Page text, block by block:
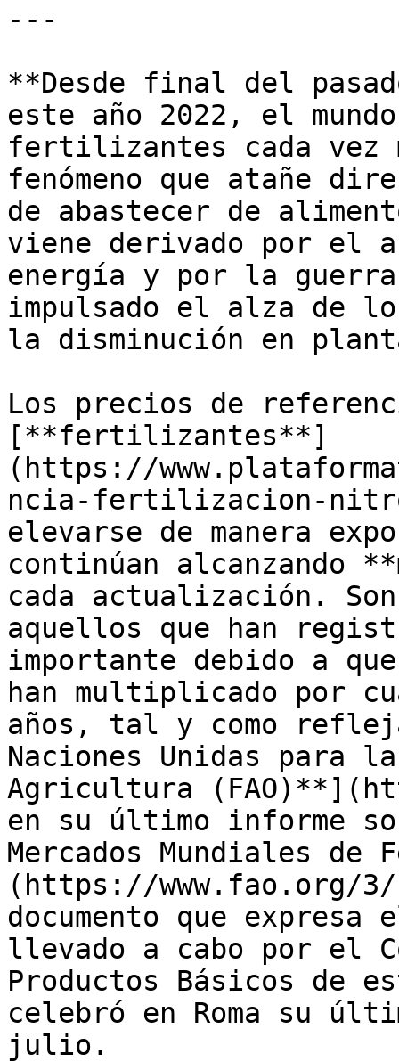
---
**Desde final del
este año 2022, el
fertilizantes cada vez
fenómeno que atañe
de abastecer de
viene derivado por el
energía y por la
impulsado el alza de
la disminución en
Los precios de
[**fertilizantes**]
(https://
ncia-fertilizacion-
elevarse de manera
continúan alcanzando
cada actualización.
aquellos que han
importante debido a
han multiplicado por
años, tal y como
Naciones Unidas para
Agricultura
en su último informe
Mercados Mundiales
(https://www.fao.org/
documento que
llevado a cabo por el
Productos Básicos de
celebró en Roma su
julio.